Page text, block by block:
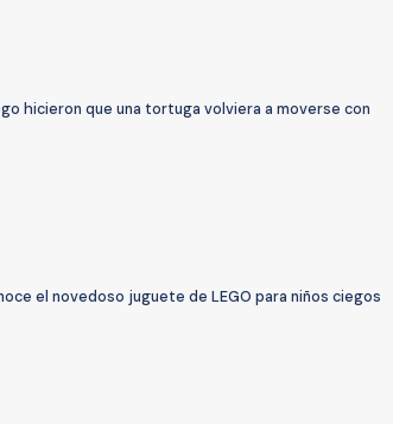
hicieron que una tortuga volviera a moverse con
el novedoso juguete de LEGO para niños ciegos